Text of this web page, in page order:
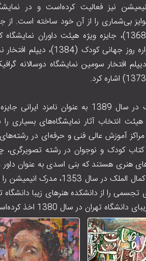
نیز فعالیت کرده‌است و در
بی‌شماری را از آن خود ساخته است. از
جوایز می‌توان به دیپلم افتخار نمایشگاه کاریکاتور بوردیرا ایتالیا(۱۳۶۸)، جایزه ویژه هیئت
انگلهفرانسه ،(۱۳۶۸)، تندیس هانس کریستین آندرسن از جشنواره روز
ایران (۱۳۶۸)، تندیس طلا و دیپلم افتخار سومین نمایشگاه دوسالانه
محمدعلی بنی‌اسدی به پیشنهاد کمیته جوایز شورای کتاب کودک در سال ۱۳۸۹ به عنوان
انتخاب آثار نمایشگاه‌های بسیاری را
آموزش عالی فنی و حرفه‌ای در
کتاب کودک و نوجوان در رشته تصویرگری،
هنری هستند که بنی اسدی به عنوان
حضور داشته‌است. این هنرمند مدرک مجسمه‌سازی را از هنرستان کمال الملک در
در سال ۱۳۵۵، کارشناسی هنرهای تجسمی را از دانشکده هنرهای زیبا